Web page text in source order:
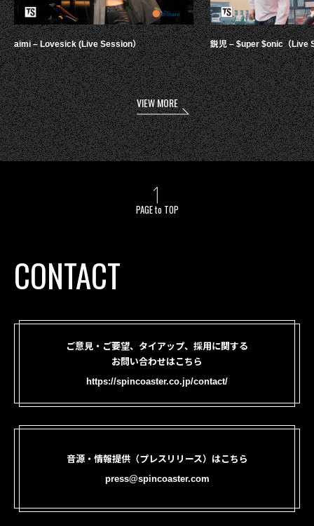
aimi – Lovesick (Live Session） 鋭児 – $uper $onic（Live
VIEW MORE
PAGE to TOP
CONTACT
ご意見・ご要望、タイアップ、採用に関する
お問い合わせはこちら
https://spincoaster.co.jp/contact/
音源・情報提供（プレスリリース）はこちら
press@spincoaster.com